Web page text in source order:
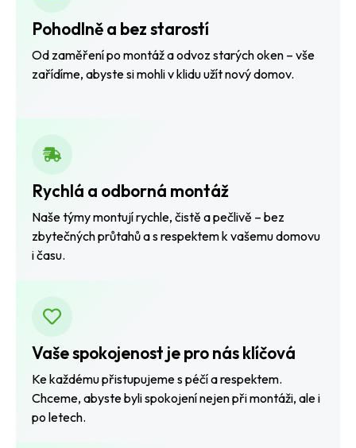
Pohodlně a bez starostí
Od zaměření po montáž a odvoz starých oken – vše
zařídíme, abyste si mohli v klidu užít nový domov.
Rychlá a odborná montáž
Naše týmy montují rychle, čistě a pečlivě – bez
zbytečných průtahů a s respektem k vašemu domovu
i času.
Vaše spokojenost je pro nás klíčová
Ke každému přistupujeme s péčí a respektem.
Chceme, abyste byli spokojení nejen při montáži, ale i
po letech.